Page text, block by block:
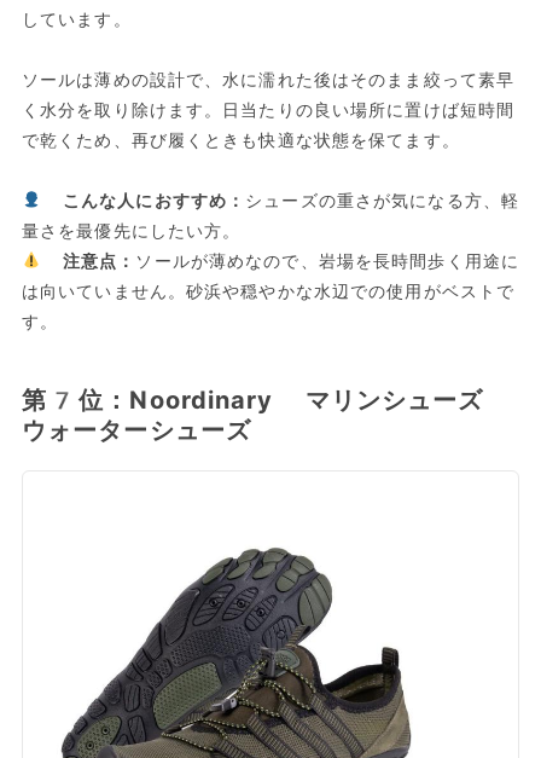
しています。
ソールは薄めの設計で、水に濡れた後はそのまま絞って素早
く水分を取り除けます。日当たりの良い場所に置けば短時間
で乾くため、再び履くときも快適な状態を保てます。
こんな人におすすめ： シューズの重さが気になる方、軽
量さを最優先にしたい方。
注意点： ソールが薄めなので、岩場を長時間歩く用途に
は向いていません。砂浜や穏やかな水辺での使用がベストで
す。
第7位：Noordinary マリンシューズ
ウォーターシューズ